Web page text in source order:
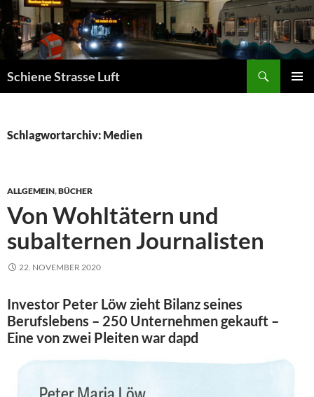
Zum
Inhalt
springen
Schiene Strasse Luft
Schlagwortarchiv: Medien
ALLGEMEIN,BÜCHER
Von Wohltätern und
subalternen Journalisten
22. NOVEMBER 2020
Investor Peter Löw zieht Bilanz seines
Berufslebens – 250 Unternehmen gekauft –
Eine von zwei Pleiten war dapd